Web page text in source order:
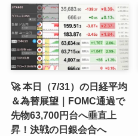
🚀 本日（7/31）の日経平均
＆為替展望｜FOMC通過で
先物63,700円台へ垂直上
昇！決戦の日銀会合へ